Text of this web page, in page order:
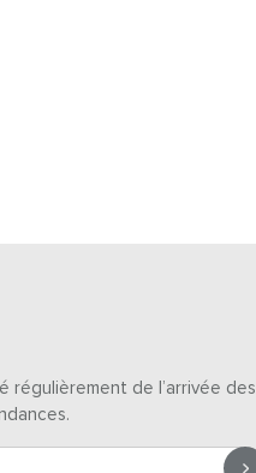
régulièrement de l’arrivée des